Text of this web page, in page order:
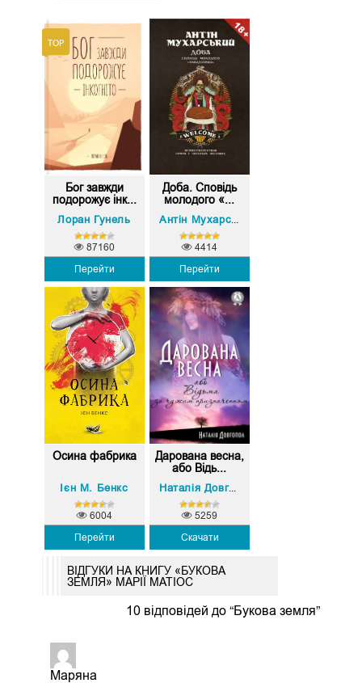
Бог завжди
подорожує інк...
Лоран Гунель
Перейти
87160
Доба. Сповідь
молодого «...
Перейти
4414
Осина фабрика
Ієн М. Бенкс
Перейти
6004
Дарована весна,
або Відь...
Наталія Довгопол
Скачати
5259
ВІДГУКИ НА КНИГУ «БУКОВА
ЗЕМЛЯ» МАРІЇ МАТІОС
10 відповідей до “Букова земля”
Маряна